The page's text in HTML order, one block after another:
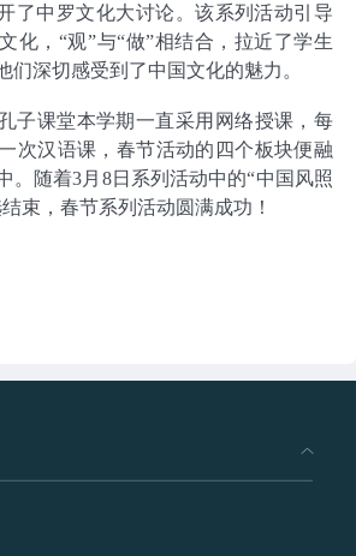
了中罗文化大讨论。该系列活动引导
化，“观”与“做”相结合，拉近了学生
们深切感受到了中国文化的魅力。
子课堂本学期一直采用网络授课，每
次汉语课，春节活动的四个板块便融
。随着3月8日系列活动中的“中国风照
束，春节系列活动圆满成功！